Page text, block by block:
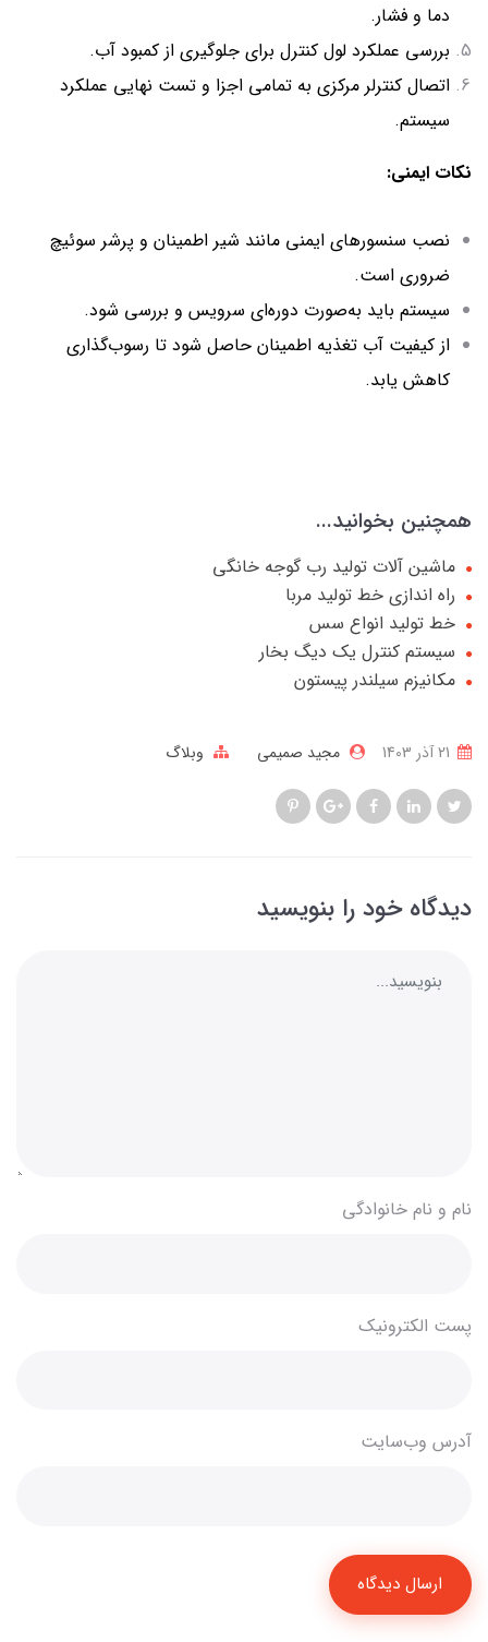
دما و فشار.
بررسی عملکرد لول کنترل برای جلوگیری از کمبود آب.
اتصال کنترلر مرکزی به تمامی اجزا و تست نهایی عملکرد
سیستم.
نکات ایمنی:
نصب سنسورهای ایمنی مانند شیر اطمینان و پرشر سوئیچ
ضروری است.
سیستم باید به‌صورت دوره‌ای سرویس و بررسی شود.
از کیفیت آب تغذیه اطمینان حاصل شود تا رسوب‌گذاری
کاهش یابد.
همچنین بخوانید...
ماشین آلات تولید رب گوجه خانگی
راه اندازی خط تولید مربا
خط تولید انواع سس
سیستم کنترل یک دیگ بخار
مکانیزم سیلندر پیستون
مجید صمیمی وبلاگ
دیدگاه خود را بنویسید
نام و نام خانوادگی
پست الکترونیک
آدرس وب‌سایت
ارسال دیدگاه